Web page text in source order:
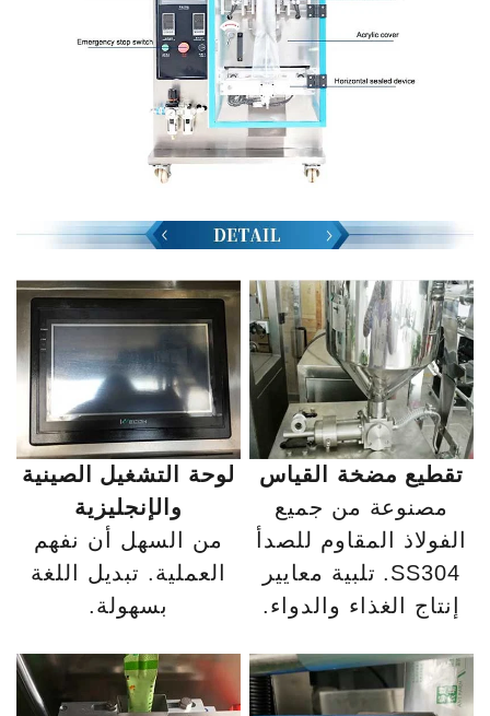
لوحة التشغيل الصينية
والإنجليزية
من السهل أن نفهم
العملية. تبديل اللغة
بسهولة.
تقطيع مضخة القياس
مصنوعة من جميع
الفولاذ المقاوم للصدأ
SS304. تلبية معايير
إنتاج الغذاء والدواء.